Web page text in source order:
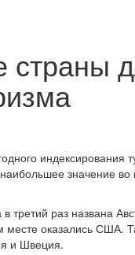
значение во
третий раз названа
оказались США.
и Швеция.